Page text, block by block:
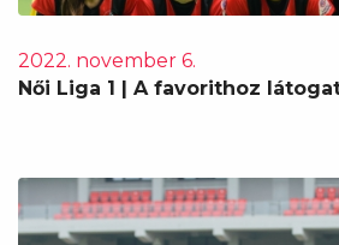
2022. november 6.
Női Liga 1 | A favorithoz